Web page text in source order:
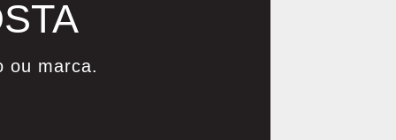
ou marca.